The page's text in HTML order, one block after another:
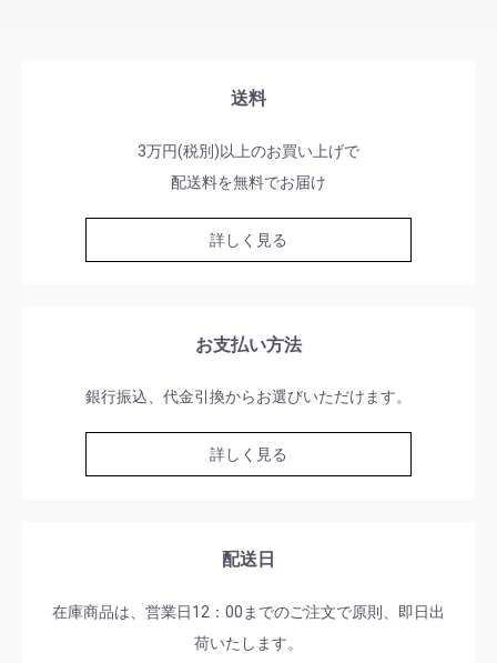
送料
3万円(税別)以上のお買い上げで
配送料を無料でお届け
詳しく見る
お支払い方法
銀行振込、代金引換からお選びいただけます。
詳しく見る
配送日
在庫商品は、営業日12：00までのご注文で原則、即日出
荷いたします。